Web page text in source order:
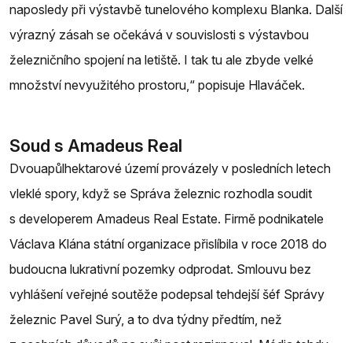
naposledy při výstavbě tunelového komplexu Blanka. Další
výrazný zásah se očekává v souvislosti s výstavbou
železničního spojení na letiště. I tak tu ale zbyde velké
množství nevyužitého prostoru,“ popisuje Hlaváček.
Soud s Amadeus Real
Dvouapůlhektarové území provázely v posledních letech
vleklé spory, když se Správa železnic rozhodla soudit
s developerem Amadeus Real Estate. Firmě podnikatele
Václava Klána státní organizace přislíbila v roce 2018 do
budoucna lukrativní pozemky odprodat. Smlouvu bez
vyhlášení veřejné soutěže podepsal tehdejší šéf Správy
železnic Pavel Surý, a to dva týdny předtím, než